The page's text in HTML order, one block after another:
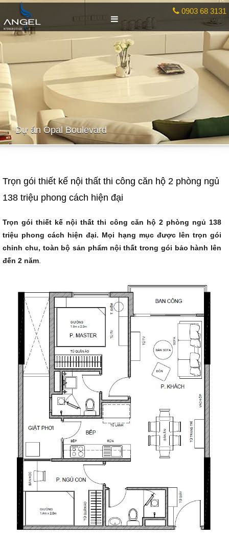
0903 68 3131
Dự án Opal Boulevard
Trọn gói thiết kế nội thất thi công căn hộ 2 phòng ngủ
138 triệu phong cách hiện đại
Trọn góithiết kế nội thất thi công căn hộ 2 phòng ngủ 138
triệu phong cách hiện đại. Mọi hạng mục được lên trọn gói
chỉnh chu, toàn bộ sản phẩm nội thất trong gói bảo hành lên
đến 2 năm